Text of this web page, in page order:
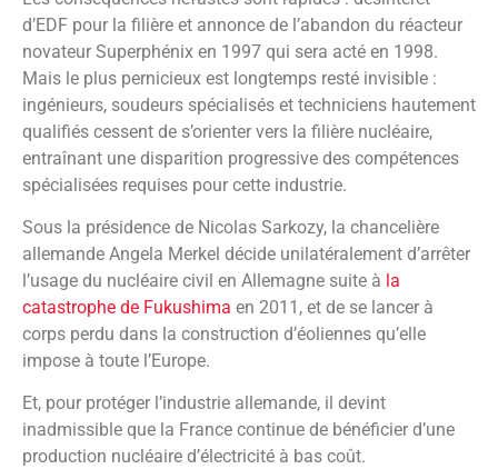
d’EDF pour la filière et annonce de l’abandon du réacteur
novateur Superphénix en 1997 qui sera acté en 1998.
Mais le plus pernicieux est longtemps resté invisible :
ingénieurs, soudeurs spécialisés et techniciens hautement
qualifiés cessent de s’orienter vers la filière nucléaire,
entraînant une disparition progressive des compétences
spécialisées requises pour cette industrie.
Sous la présidence de Nicolas Sarkozy, la chancelière
allemande Angela Merkel décide unilatéralement d’arrêter
l’usage du nucléaire civil en Allemagne suite à la
catastrophe de Fukushima en 2011, et de se lancer à
corps perdu dans la construction d’éoliennes qu’elle
impose à toute l’Europe.
Et, pour protéger l’industrie allemande, il devint
inadmissible que la France continue de bénéficier d’une
production nucléaire d’électricité à bas coût.